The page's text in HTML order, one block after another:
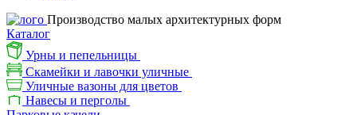
Производство малых архитектурных форм
Каталог
Урны и пепельницы
Скамейки и лавочки уличные
Уличные вазоны для цветов
Навесы и перголы